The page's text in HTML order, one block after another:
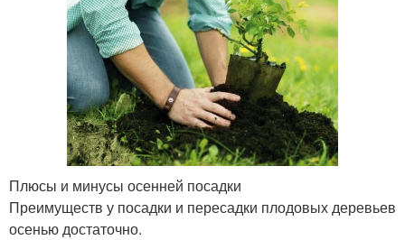
Плюсы и минусы осенней посадки
Преимуществ у посадки и пересадки плодовых деревьев
осенью достаточно.